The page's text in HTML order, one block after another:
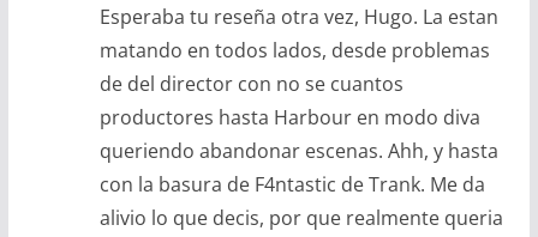
Esperaba tu reseña otra vez, Hugo. La estan
matando en todos lados, desde problemas
de del director con no se cuantos
productores hasta Harbour en modo diva
queriendo abandonar escenas. Ahh, y hasta
con la basura de F4ntastic de Trank. Me da
alivio lo que decis, por que realmente queria